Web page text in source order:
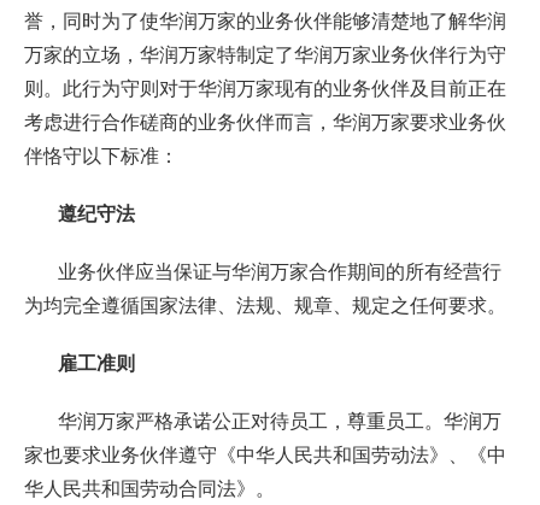
誉，同时为了使华润万家的业务伙伴能够清楚地了解华润
万家的立场，华润万家特制定了华润万家业务伙伴行为守
则。此行为守则对于华润万家现有的业务伙伴及目前正在
考虑进行合作磋商的业务伙伴而言，华润万家要求业务伙
伴恪守以下标准：
遵纪守法
业务伙伴应当保证与华润万家合作期间的所有经营行
为均完全遵循国家法律、法规、规章、规定之任何要求。
雇工准则
华润万家严格承诺公正对待员工，尊重员工。华润万
家也要求业务伙伴遵守《中华人民共和国劳动法》、《中
华人民共和国劳动合同法》。